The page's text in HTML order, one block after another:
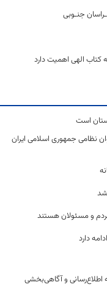
جنـوبی
کتاب الهی اهمیت دارد
است
نظامی جمهوری اسلامی ایران
شد
و مسئولان هستند
دارد
و آگاهی‌بخشی